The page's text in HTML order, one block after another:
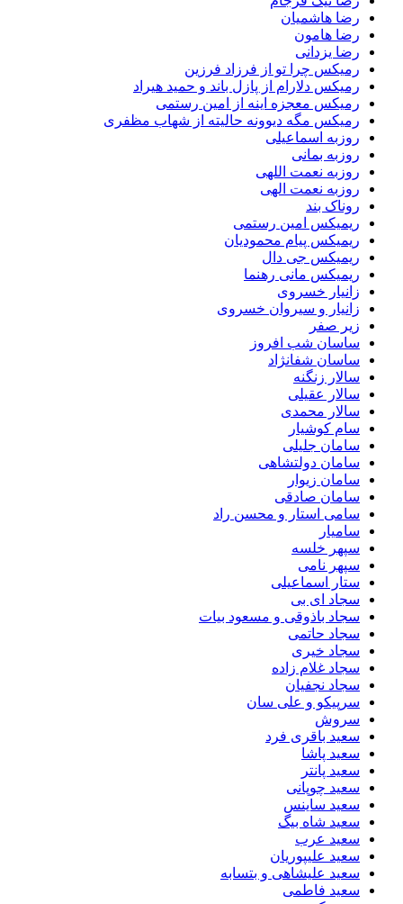
رضا هاشمیان
رضا هامون
رضا یزدانی
رمیکس چرا تو از فرزاد فرزین
رمیکس دلارام از پازل باند و حمید هیراد
رمیکس معجزه اینه از امین رستمی
رمیکس مگه دیوونه حالیته از شهاب مظفری
روزبه اسماعیلی
روزبه بمانی
روزبه نعمت اللهی
روزبه نعمت الهی
روناک بند
ریمیکس امین رستمی
ریمیکس پیام محمودیان
ریمیکس جی دال
ریمیکس مانی رهنما
زانیار خسروی
زانیار و سیروان خسروی
زیر صفر
ساسان شب افروز
ساسان شفانژاد
سالار زنگنه
سالار عقیلی
سالار محمدی
سام کوشیار
سامان جلیلی
سامان دولتشاهی
سامان زیوار
سامان صادقی
سامی استار و محسن راد
سامیار
سپهر خلسه
سپهر نامی
ستار اسماعیلی
سجاد ای بی
سجاد باذوقی و مسعود بیات
سجاد حاتمی
سجاد خیری
سجاد غلام زاده
سجاد نجفیان
سرپیکو و علی سان
سروش
سعید باقری فرد
سعید پاشا
سعید پانتر
سعید چوپانی
سعید ساینس
سعید شاه بیگ
سعید عرب
سعید علیپوریان
سعید علیشاهی و بتسابه
سعید فاطمی